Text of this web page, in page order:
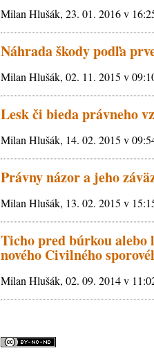
Milan Hlušák, 23. 01. 2016 v
Náhrada škody podľa
Milan Hlušák, 02. 11. 2015 v
Lesk či bieda právneho
Milan Hlušák, 14. 02. 2015 v
Právny názor a jeho
Milan Hlušák, 13. 02. 2015 v
Ticho pred búrkou alebo
nového Civilného
Milan Hlušák, 02. 09. 2014 v